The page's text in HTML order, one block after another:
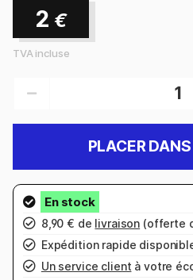
2 €
TVA incluse
PLACER
8,90 € de livraison (offerte
Expédition rapide
Un service client à votre